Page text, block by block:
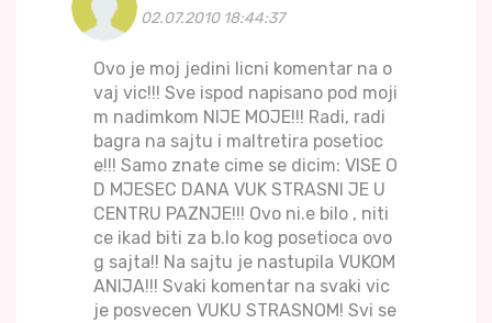
02.07.2010 18:44:37
Ovo je moj jedini licni komentar na o
vaj vic!!! Sve ispod napisano pod moji
m nadimkom NIJE MOJE!!! Radi, radi
bagra na sajtu i maltretira posetioc
e!!! Samo znate cime se dicim: VISE O
D MJESEC DANA VUK STRASNI JE U
CENTRU PAZNJE!!! Ovo ni.e bilo , niti
ce ikad biti za b.lo kog posetioca ovo
g sajta!! Na sajtu je nastupila VUKOM
ANIJA!!! Svaki komentar na svaki vic
je posvecen VUKU STRASNOM! Svi se